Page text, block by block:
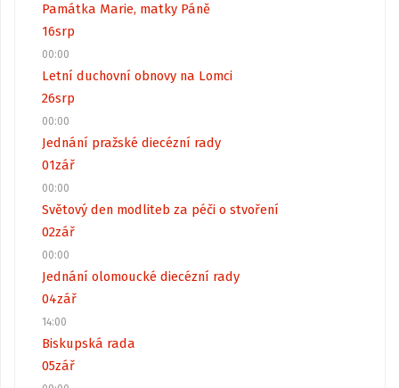
Památka Marie, matky Páně
16srp
00:00
Letní duchovní obnovy na Lomci
26srp
00:00
Jednání pražské diecézní rady
01zář
00:00
Světový den modliteb za péči o stvoření
02zář
00:00
Jednání olomoucké diecézní rady
04zář
14:00
Biskupská rada
05zář